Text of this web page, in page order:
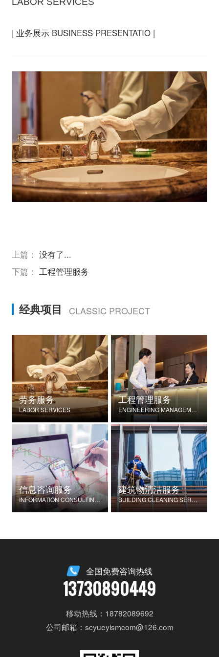
| 业务展示 BUSINESS PRESENTATIO |
上篇： 没有了...
下篇： 工程管理服务
经典项目 CLASSIC PROJECT
劳务服务
LABOR SERVICES
工程管理服务
ENGINEERING MANAGEMENT SERVICES
信息咨询服务
INFORMATION CONSULTING SERVICES
建筑物清洁服务
BUILDING CLEANING SERVICES
全国免费咨询热线
13730890449
移动热线：18782089692
公司邮箱：scyueyismcom@126.com